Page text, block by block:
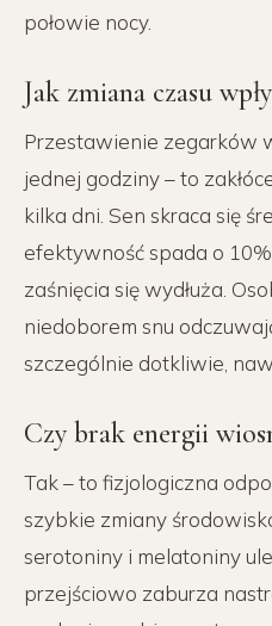
połowie nocy.
Jak zmiana czasu
Przestawienie zegarków
jednej godziny – to
kilka dni. Sen skraca się
efektywność spada o
zaśnięcia się wydłuża.
niedoborem snu
szczególnie dotkliwie,
Czy brak energii
Tak – to fizjologiczna
szybkie zmiany
serotoniny i melatoniny
przejściowo zaburza